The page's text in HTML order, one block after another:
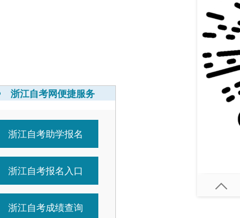
浙江自考网便捷服务
浙江自考助学报名
浙江自考报名入口
浙江自考成绩查询